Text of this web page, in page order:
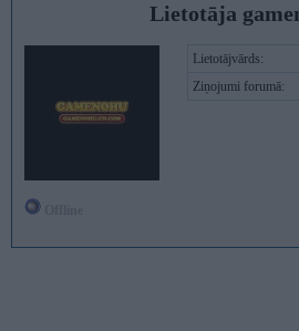
Lietotāja
Lietotājvārds:
Ziņojumi forumā: